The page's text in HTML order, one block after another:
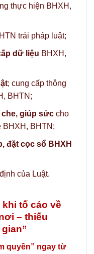
thực hiện BHXH,
trái pháp luật;
dữ liệu BHXH,
; cung cấp thông
BHTN;
giúp sứccho
BHXH, BHTN;
đặt cọc sổ BHXH
của Luật.
tố cáo về
– thiếu
quyền” ngay từ